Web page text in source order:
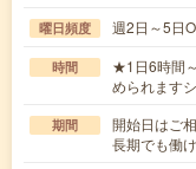
曜日頻度 週2日～5日
時間
★1日6時間
められます
期間
開始日はご
長期でも働